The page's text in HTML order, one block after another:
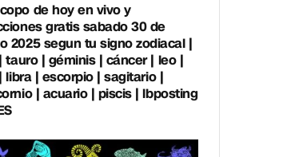
de hoy en vivo y
gratis sabado 30 de
2025 segun tu signo zodiacal |
tauro | géminis | cáncer | leo |
libra | escorpio | sagitario |
| acuario | piscis | lbposting